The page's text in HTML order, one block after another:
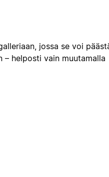
jossa se voi
helposti vain muutamalla